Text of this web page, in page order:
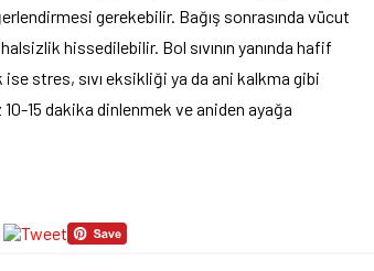
gerekebilir. Bağış sonrasında vücut
hissedilebilir. Bol sıvının yanında hafif
stres, sıvı eksikliği ya da ani kalkma gibi
15 dakika dinlenmek ve aniden ayağa